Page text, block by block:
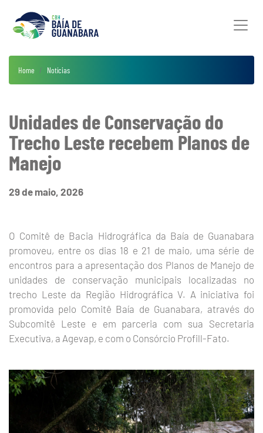
Home Notícias
Unidades de Conservação do
Trecho Leste recebem Planos de
Manejo
29 de maio, 2026
O Comitê de Bacia Hidrográfica da Baía de Guanabara
promoveu, entre os dias 18 e 21 de maio, uma série de
encontros para a apresentação dos Planos de Manejo de
unidades de conservação municipais localizadas no
trecho Leste da Região Hidrográfica V. A iniciativa foi
promovida pelo Comitê Baía de Guanabara, através do
Subcomitê Leste e em parceria com sua Secretaria
Executiva, a Agevap, e com o Consórcio Profill-Fato.